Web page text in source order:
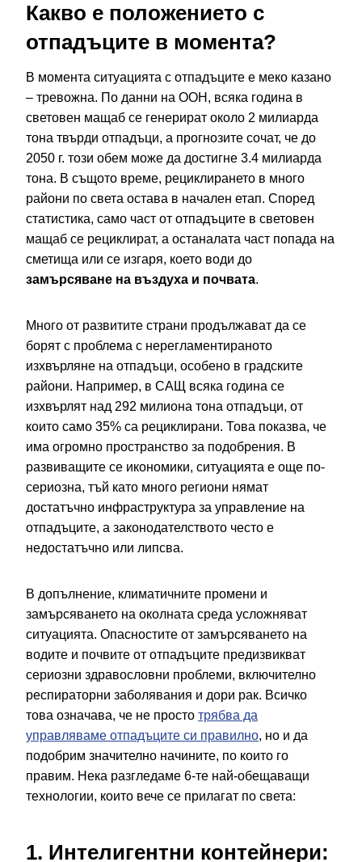
Какво е положението с
отпадъците в момента?
В момента ситуацията с отпадъците е меко казано
– тревожна. По данни на ООН, всяка година в
световен мащаб се генерират около 2 милиарда
тона твърди отпадъци, а прогнозите сочат, че до
2050 г. този обем може да достигне 3.4 милиарда
тона. В същото време, рециклирането в много
райони по света остава в начален етап. Според
статистика, само част от отпадъците в световен
мащаб се рециклират, а останалата част попада на
сметища или се изгаря, което води до
замърсяване на въздуха и почвата.
Много от развитите страни продължават да се
борят с проблема с нерегламентираното
изхвърляне на отпадъци, особено в градските
райони. Например, в САЩ всяка година се
изхвърлят над 292 милиона тона отпадъци, от
които само 35% са рециклирани. Това показва, че
има огромно пространство за подобрения. В
развиващите се икономики, ситуацията е още по-
сериозна, тъй като много региони нямат
достатъчно инфраструктура за управление на
отпадъците, а законодателството често е
недостатъчно или липсва.
В допълнение, климатичните промени и
замърсяването на околната среда усложняват
ситуацията. Опасностите от замърсяването на
водите и почвите от отпадъците предизвикват
сериозни здравословни проблеми, включително
респираторни заболявания и дори рак. Всичко
това означава, че не просто трябва да
управляваме отпадъците си правилно, но и да
подобрим значително начините, по които го
правим. Нека разгледаме 6-те най-обещаващи
технологии, които вече се прилагат по света:
1. Интелигентни контейнери: